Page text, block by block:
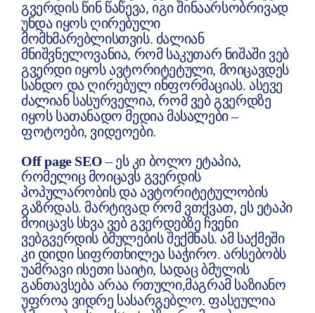
გვერდის წინ წაწევა, იგი შინაარსობრივად
უნდა იყოს ღირებული
მომხმარებლისთვის. ძალიან
მნიშვნელოვანია, რომ საკუთარ ნიშაში ვებ
გვერდი იყოს ავტორიტეტული, მოიცავდეს
სანდო და ღირებულ ინფორმაციას. ასევე
ძალიან სასურველია, რომ ვებ გვერდზე
იყოს სათანადო მედია მასალები –
ფოტოები, ვიდეოები.
Off page SEO– ეს კი ბოლო ეტაპია,
რომელიც მოიცავს გვერდის
პოპულარობის და ავტორიტეტულობის
გაზრდას. მარტივად რომ ვთქვათ, ეს ეტაპი
მოიცავს სხვა ვებ გვერდებზე ჩვენი
ვებგვერდის ბმულების შექმნას. ამ საქმეში
კი დიდი სიფრთხილეა საჭირო. არსებობს
უამრავი ისეთი საიტი, სადაც ბმულის
განთავსება არაა რთული,მაგრამ საზიანო
უფროა ვიდრე სასარგებლო. ფასეულია